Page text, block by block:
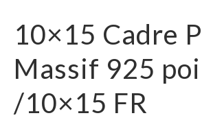
10×15 Cadre
Massif 925
/10×15 FR